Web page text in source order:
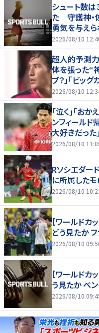
シュート数は
た 守護神・
勇気を与えら
2026/08/10
超人的予測力
体を張った“
ブ？」「ビッ
スーパーブロ
2026/08/10
｢泣く｣｢おか
ンフィール
大好きだっ
くなります…｣
2026/08/10
Rソシエダー
に所属した
2026/08/10
【ワールドカ
どう見たか フ
2026/08/10
【ワールドカ
う見たか ベ
2026/08/10